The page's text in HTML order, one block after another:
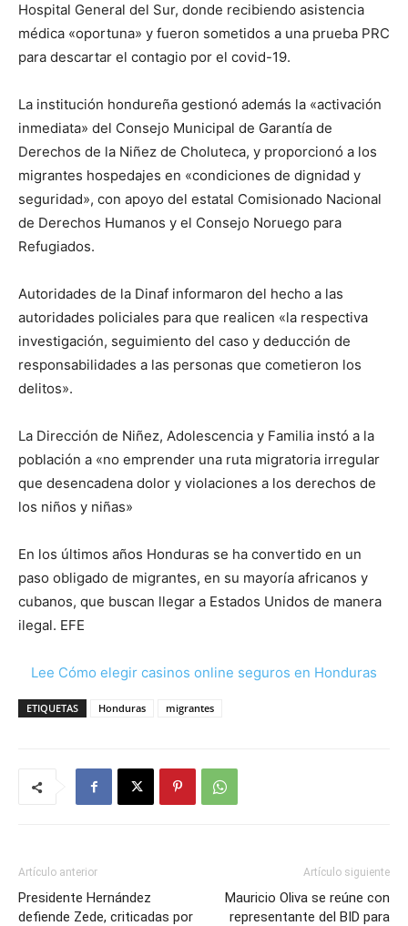
Hospital General del Sur, donde recibiendo asistencia
médica «oportuna» y fueron sometidos a una prueba PRC
para descartar el contagio por el covid-19.
La institución hondureña gestionó además la «activación
inmediata» del Consejo Municipal de Garantía de
Derechos de la Niñez de Choluteca, y proporcionó a los
migrantes hospedajes en «condiciones de dignidad y
seguridad», con apoyo del estatal Comisionado Nacional
de Derechos Humanos y el Consejo Noruego para
Refugiados.
Autoridades de la Dinaf informaron del hecho a las
autoridades policiales para que realicen «la respectiva
investigación, seguimiento del caso y deducción de
responsabilidades a las personas que cometieron los
delitos».
La Dirección de Niñez, Adolescencia y Familia instó a la
población a «no emprender una ruta migratoria irregular
que desencadena dolor y violaciones a los derechos de
los niños y niñas»
En los últimos años Honduras se ha convertido en un
paso obligado de migrantes, en su mayoría africanos y
cubanos, que buscan llegar a Estados Unidos de manera
ilegal. EFE
Lee Cómo elegir casinos online seguros en Honduras
ETIQUETAS Honduras migrantes
Artículo anterior
Presidente Hernández
defiende Zede, criticadas por
Artículo siguiente
Mauricio Oliva se reúne con
representante del BID para